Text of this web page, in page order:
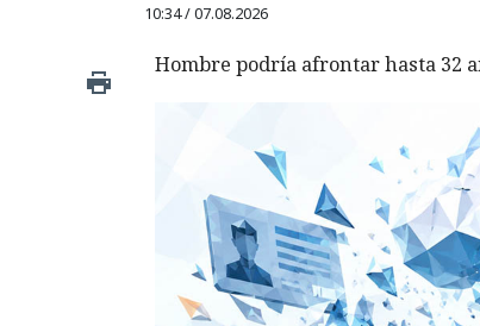
10:34 / 07.08.2026
Hombre podría afrontar hasta 32